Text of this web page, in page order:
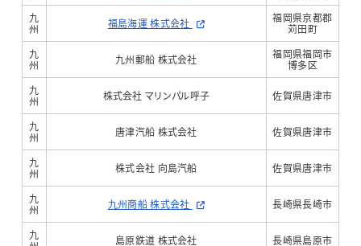
九
州
福島海運 株式会社
福岡県京都郡
苅田町
九
州
九州郵船 株式会社
福岡県福岡市
博多区
九
州
株式会社 マリンパル呼子 佐賀県唐津市
九
州
唐津汽船 株式会社 佐賀県唐津市
九
州
株式会社 向島汽船 佐賀県唐津市
九
州
九州商船 株式会社 長崎県長崎市
九
島原鉄道 株式会社 長崎県島原市